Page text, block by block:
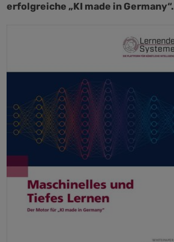
erfolgreiche „KI made in Germany“.